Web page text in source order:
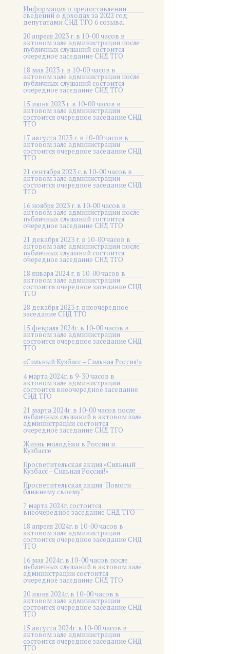
Информация о предоставлении
сведений о доходах за 2022 год
депутатами СНД ТГО 6 созыва.
20 апреля 2023 г. в 10-00 часов в
актовом зале администрации после
публичных слушаний состоится
очередное заседание СНД ТГО
18 мая 2023 г. в 10-00 часов в
актовом зале администрации после
публичных слушаний состоится
очередное заседание СНД ТГО
15 июня 2023 г. в 10-00 часов в
актовом зале администрации
состоится очередное заседание СНД
ТГО
17 августа 2023 г. в 10-00 часов в
актовом зале администрации
состоится очередное заседание СНД
ТГО
21 сентября 2023 г. в 10-00 часов в
актовом зале администрации
состоится очередное заседание СНД
ТГО
16 ноября 2023 г. в 10-00 часов в
актовом зале администрации после
публичных слушаний состоится
очередное заседание СНД ТГО
21 декабря 2023 г. в 10-00 часов в
актовом зале администрации после
публичных слушаний состоится
очередное заседание СНД ТГО
18 января 2024 г. в 10-00 часов в
актовом зале администрации
состоится очередное заседание СНД
ТГО
28 декабря 2023 г. внеочередное
заседание СНД ТГО
15 февраля 2024г. в 10-00 часов в
актовом зале администрации
состоится очередное заседание СНД
ТГО
«Сильный Кузбасс – Сильная Россия!»
4 марта 2024г. в 9-30 часов в
актовом зале администрации
состоится внеочередное заседание
СНД ТГО
21 марта 2024г. в 10-00 часов после
публичных слушаний в актовом зале
администрации состоится
очередное заседание СНД ТГО
Жизнь молодёжи в России и
Кузбассе
Просветительская акция «Сильный
Кузбасс – Сильная Россия!»
Просветительская акция "Помоги
ближнему своему"
7 марта 2024г. состоится
внеочередное заседание СНД ТГО
18 апреля 2024г. в 10-00 часов в
актовом зале администрации
состоится очередное заседание СНД
ТГО
16 мая 2024г. в 10-00 часов после
публичных слушаний в актовом зале
администрации состоится
очередное заседание СНД ТГО
20 июня 2024г. в 10-00 часов в
актовом зале администрации
состоится очередное заседание СНД
ТГО
15 августа 2024г. в 10-00 часов в
актовом зале администрации
состоится очередное заседание СНД
ТГО